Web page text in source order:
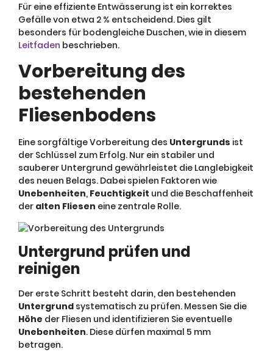
Für eine effiziente Entwässerung ist ein korrektes
Gefälle von etwa 2 % entscheidend. Dies gilt
besonders für bodengleiche Duschen, wie in diesem
Leitfaden beschrieben.
Vorbereitung des
bestehenden
Fliesenbodens
Eine sorgfältige Vorbereitung des Untergrunds ist
der Schlüssel zum Erfolg. Nur ein stabiler und
sauberer Untergrund gewährleistet die Langlebigkeit
des neuen Belags. Dabei spielen Faktoren wie
Unebenheiten, Feuchtigkeit und die Beschaffenheit
der alten Fliesen eine zentrale Rolle.
Untergrund prüfen und
reinigen
Der erste Schritt besteht darin, den bestehenden
Untergrund systematisch zu prüfen. Messen Sie die
Höhe der Fliesen und identifizieren Sie eventuelle
Unebenheiten. Diese dürfen maximal 5 mm
betragen.